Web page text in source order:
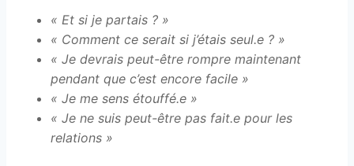
« Et si je partais ? »
« Comment ce serait si j’étais seul.e ? »
« Je devrais peut-être rompre maintenant
pendant que c’est encore facile »
« Je me sens étouffé.e »
« Je ne suis peut-être pas fait.e pour les
relations »